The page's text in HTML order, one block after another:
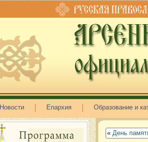
Новости Епархия Образование и
« День